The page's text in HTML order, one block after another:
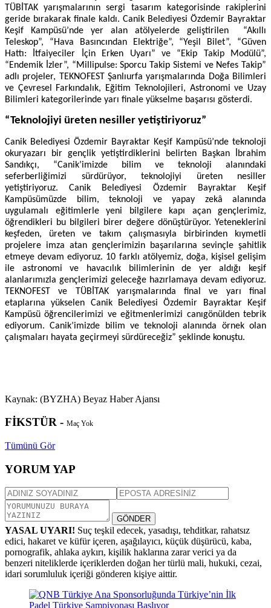
TÜBİTAK yarışmalarının sergi tasarım kategorisinde rakiplerini
geride bırakarak finale kaldı. Canik Belediyesi Özdemir Bayraktar
Keşif Kampüsü’nde yer alan atölyelerde geliştirilen “Akıllı
Teleskop”, “Hava Basıncından Elektriğe”, “Yeşil Bilet”, “Güven
Hattı: İtfaiyeciler İçin Erken Uyarı” ve “Ekip Takip Modülü”,
“Endemik İzler”, “Millipulse: Sporcu Takip Sistemi ve Nefes Takip”
adlı projeler, TEKNOFEST Şanlıurfa yarışmalarında Doğa Bilimleri
ve Çevresel Farkındalık, Eğitim Teknolojileri, Astronomi ve Uzay
Bilimleri kategorilerinde yarı finale yükselme başarısı gösterdi.
“Teknolojiyi üreten nesiller yetiştiriyoruz”
Canik Belediyesi Özdemir Bayraktar Keşif Kampüsü’nde teknoloji
okuryazarı bir gençlik yetiştirdiklerini belirten Başkan İbrahim
Sandıkçı, “Canik’imizde bilim ve teknoloji alanındaki
seferberliğimizi sürdürüyor, teknolojiyi üreten nesiller
yetiştiriyoruz. Canik Belediyesi Özdemir Bayraktar Keşif
Kampüsümüzde bilim, teknoloji ve yapay zekâ alanında
uygulamalı eğitimlerle yeni bilgilere kapı açan gençlerimiz,
öğrendikleri bu bilgileri birer değere dönüştürüyor. Yeteneklerini
keşfeden, üreten ve takım çalışmasıyla birbirinden kıymetli
projelere imza atan gençlerimizin başarılarına sevinçle şahitlik
etmeye devam ediyoruz. 10 farklı atölyemiz, doğa, kişisel gelişim
ile astronomi ve havacılık bilimlerinin de yer aldığı keşif
alanlarımızla gençlerimizi geleceğe hazırlamaya devam ediyoruz.
TEKNOFEST ve TÜBİTAK yarışmalarında final ve yarı final
etaplarına yükselen Canik Belediyesi Özdemir Bayraktar Keşif
Kampüsü öğrencilerimizi ve eğitmenlerimizi canıgönülden tebrik
ediyorum. Canik’imizde bilim ve teknoloji alanında örnek olan
çalışmaları hayata geçirmeyi sürdüreceğiz” şeklinde konuştu.
Kaynak: (BYZHA) Beyaz Haber Ajansı
FİKSTÜR - Maç Yok
Tümünü Gör
YORUM YAP
GÖNDER
YASAL UYARI! Suç teşkil edecek, yasadışı, tehditkar, rahatsız
edici, hakaret ve küfür içeren, aşağılayıcı, küçük düşürücü, kaba,
pornografik, ahlaka aykırı, kişilik haklarına zarar verici ya da
benzeri niteliklerde içeriklerden doğan her türlü mali, hukuki, cezai,
idari sorumluluk içeriği gönderen kişiye aittir.